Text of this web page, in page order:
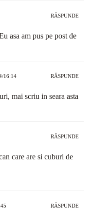
RĂSPUNDE
asa am pus pe post de
16:14 RĂSPUNDE
mai scriu in seara asta
RĂSPUNDE
care are si cuburi de
RĂSPUNDE